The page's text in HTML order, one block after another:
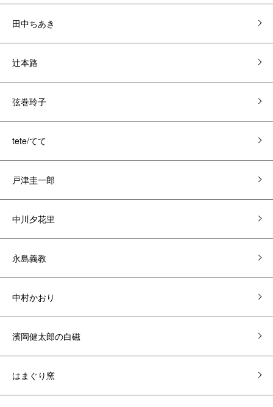
田中ちあき
辻本路
弦巻玲子
tete/てて
戸津圭一郎
中川夕花里
永島義教
中村かおり
濱岡健太郎の白磁
はまぐり窯